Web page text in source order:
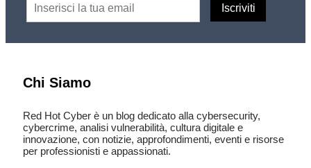
Chi Siamo
Red Hot Cyber è un blog dedicato alla cybersecurity,
cybercrime, analisi vulnerabilità, cultura digitale e
innovazione, con notizie, approfondimenti, eventi e risorse
per professionisti e appassionati.